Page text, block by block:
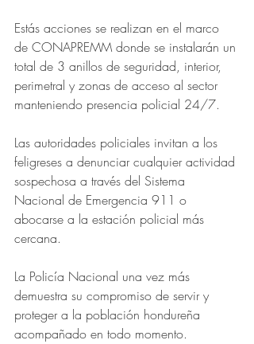
Estás acciones se realizan en el marco
de CONAPREMM donde se instalarán un
total de 3 anillos de seguridad, interior,
perimetral y zonas de acceso al sector
manteniendo presencia policial 24/7.
Las autoridades policiales invitan a los
feligreses a denunciar cualquier actividad
sospechosa a través del Sistema
Nacional de Emergencia 911 o
abocarse a la estación policial más
cercana.
La Policía Nacional una vez más
demuestra su compromiso de servir y
proteger a la población hondureña
acompañado en todo momento.